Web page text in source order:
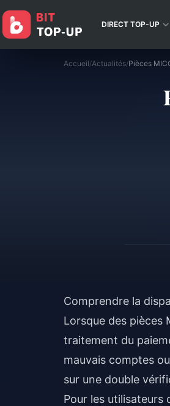
DIRECT TOP-UP
Accueil/Actualités/
Comprendre la
Lorsque des pièces
traitement du
mauvais comptes
sur une double
Pour les utilisateurs